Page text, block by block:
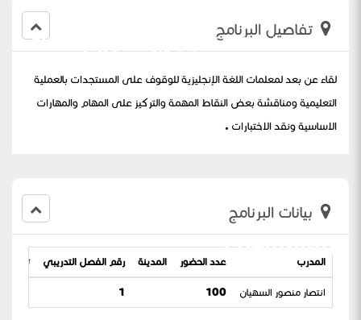
لقاء معلمات اللغة الإنجليزية الأول ( New
beginning )
تفاصيل البرنامج
لقاء عن بعد لمعلمات اللغة الإنجليزية للوقوف على المستجدات بالعملية
التعليمية ومناقشة بعض النقاط المهمة والتركيز على المهام والمهارات
الاساسية ونقد الاختبارات .
بيانات البرنامج
المدرب عدد الحضور المدينة رقم الفصل التدريبي تاريخ
انتصار منصور السهيان 100
1